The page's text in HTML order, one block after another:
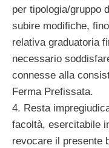
per tipologia/gruppo
subire modifiche,
relativa graduatoria
necessario
connesse alla
Ferma Prefissata.
4. Resta
facoltà, esercitabile
revocare il presente